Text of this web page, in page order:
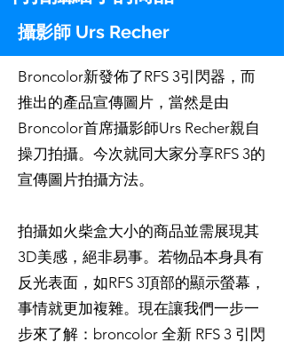
攝影師 Urs Recher
Broncolor新發佈了RFS 3引閃器，而
推出的產品宣傳圖片，當然是由
Broncolor首席攝影師Urs Recher親自
操刀拍攝。今次就同大家分享RFS 3的
宣傳圖片拍攝方法。
拍攝如火柴盒大小的商品並需展現其
3D美感，絕非易事。若物品本身具有
反光表面，如RFS 3頂部的顯示螢幕，
事情就更加複雜。現在讓我們一步一
步來了解：broncolor 全新 RFS 3 引閃